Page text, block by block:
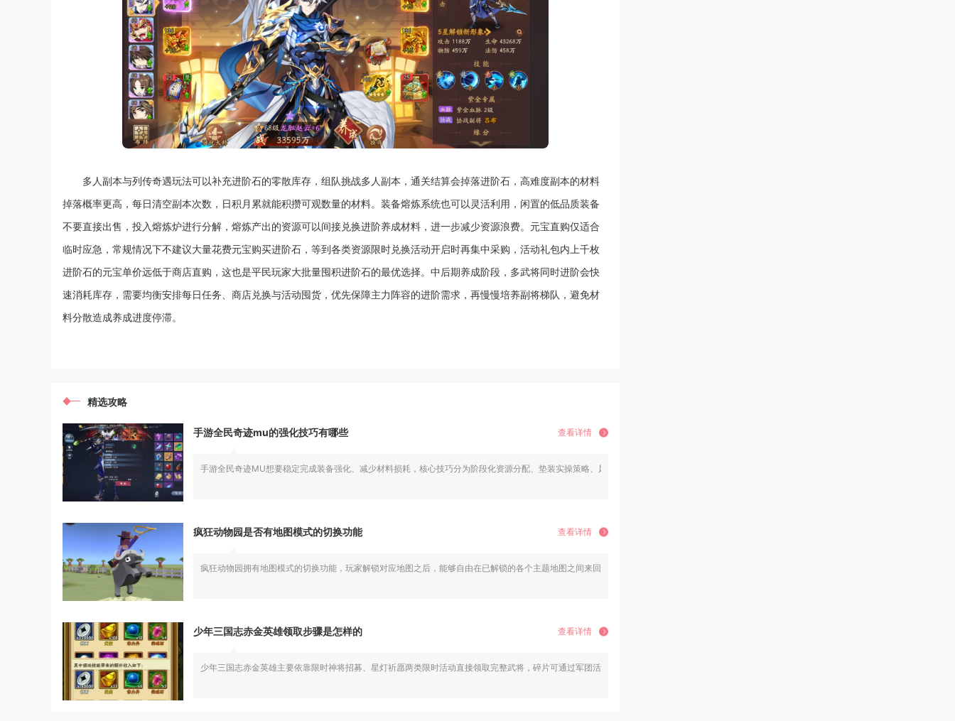
多人副本与列传奇遇玩法可以补充进阶石的零散库存，组队挑战多人副本，通关结算会掉落进阶石，高难度副本的材料
掉落概率更高，每日清空副本次数，日积月累就能积攒可观数量的材料。装备熔炼系统也可以灵活利用，闲置的低品质装备
不要直接出售，投入熔炼炉进行分解，熔炼产出的资源可以间接兑换进阶养成材料，进一步减少资源浪费。元宝直购仅适合
临时应急，常规情况下不建议大量花费元宝购买进阶石，等到各类资源限时兑换活动开启时再集中采购，活动礼包内上千枚
进阶石的元宝单价远低于商店直购，这也是平民玩家大批量囤积进阶石的最优选择。中后期养成阶段，多武将同时进阶会快
速消耗库存，需要均衡安排每日任务、商店兑换与活动囤货，优先保障主力阵容的进阶需求，再慢慢培养副将梯队，避免材
料分散造成养成进度停滞。
精选攻略
手游全民奇迹mu的强化技巧有哪些 查看详情
手游全民奇迹MU想要稳定完成装备强化、减少材料损耗，核心技巧分为阶段化资源分配、垫装实操策略、风险道具合理搭配以及装备养成规划四大方向，结合强化机制循序渐进操作，不要盲目冲击高
疯狂动物园是否有地图模式的切换功能 查看详情
疯狂动物园拥有地图模式的切换功能，玩家解锁对应地图之后，能够自由在已解锁的各个主题地图之间来回切换。切换常规主题地图的入口位于空中动物园主界面左下角的“地图”按钮，点击按钮后会弹
少年三国志赤金英雄领取步骤是怎样的 查看详情
少年三国志赤金英雄主要依靠限时神将招募、星灯祈愿两类限时活动直接领取完整武将，碎片可通过军团活动商店、跨服竞技排行、日常活跃度道具兑换集齐合成，完整领取分为道具储备、活动参与